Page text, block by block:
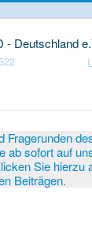
Fragerunden
ab sofort auf
Sie hierzu
Beiträgen.